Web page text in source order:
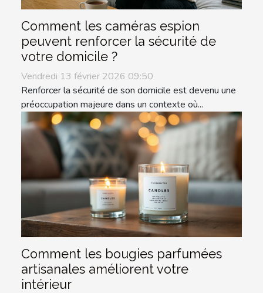
Comment les caméras espion
peuvent renforcer la sécurité de
votre domicile ?
Vendredi 13 février 2026 09:50
Renforcer la sécurité de son domicile est devenu une
préoccupation majeure dans un contexte où...
Comment les bougies parfumées
artisanales améliorent votre
intérieur